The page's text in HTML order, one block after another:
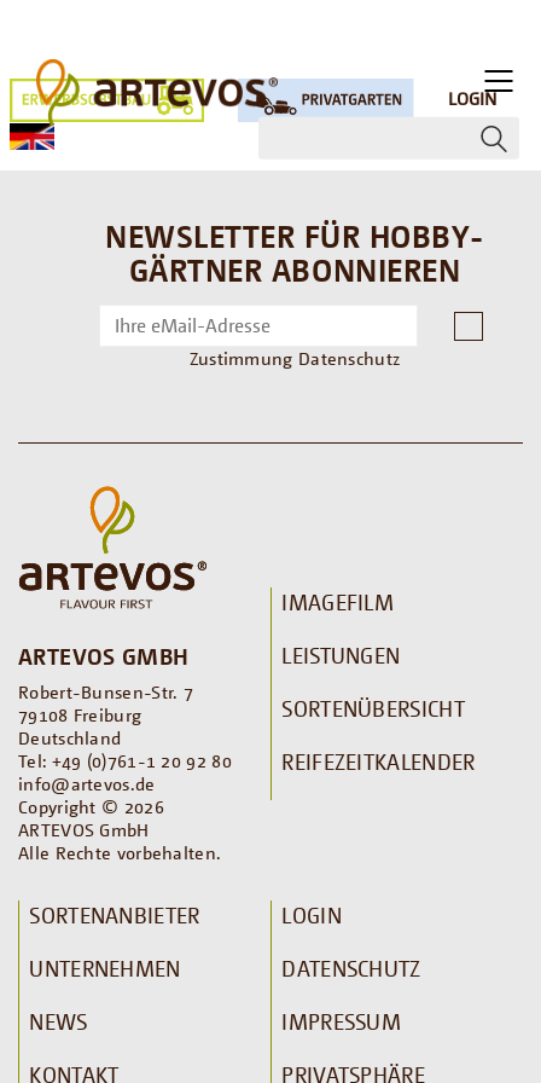
LOGIN
NEWSLETTER FÜR HOBBY-
GÄRTNER ABONNIEREN
Zustimmung Datenschutz
ARTEVOS GMBH
Robert-Bunsen-Str. 7
79108 Freiburg
Deutschland
Tel: +49 (0)761-1 20 92 80
info@artevos.de
Copyright © 2026
ARTEVOS GmbH
Alle Rechte vorbehalten.
IMAGEFILM
LEISTUNGEN
SORTENÜBERSICHT
REIFEZEITKALENDER
SORTENANBIETER
UNTERNEHMEN
NEWS
KONTAKT
LOGIN
DATENSCHUTZ
IMPRESSUM
PRIVATSPHÄRE